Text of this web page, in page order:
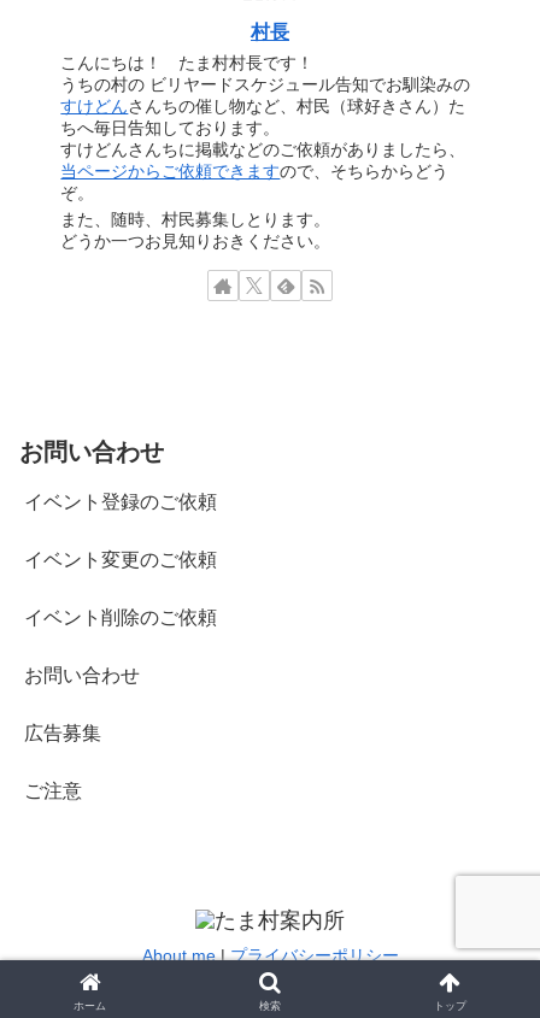
村長
こんにちは！ たま村村長です！
うちの村の ビリヤードスケジュール告知でお馴染みの
すけどんさんちの催し物など、村民（球好きさん）た
ちへ毎日告知しております。
すけどんさんちに掲載などのご依頼がありましたら、
当ページからご依頼できますので、そちらからどう
ぞ。
また、随時、村民募集しとります。
どうか一つお見知りおきください。
お問い合わせ
イベント登録のご依頼
イベント変更のご依頼
イベント削除のご依頼
お問い合わせ
広告募集
ご注意
About me|プライバシーポリシー
© 2019-2020 たま村案内所.
ホーム 検索 トップ